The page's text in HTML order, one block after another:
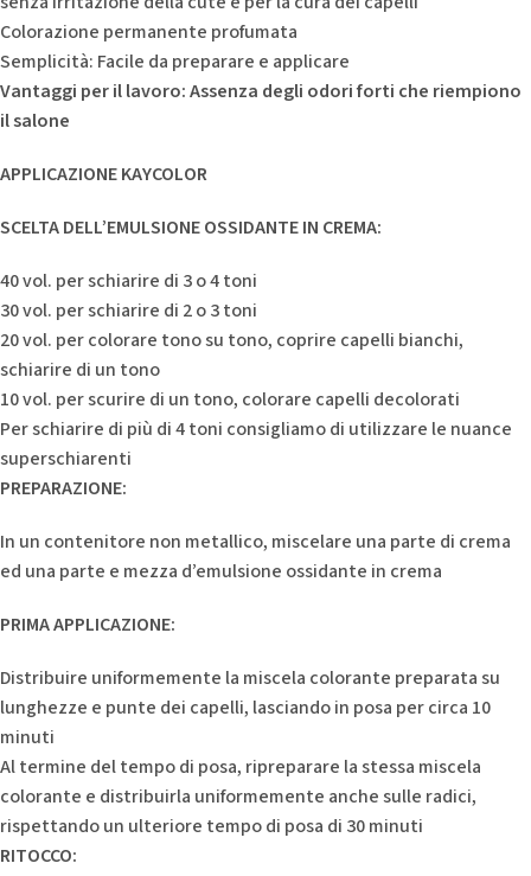
Colorazione permanente profumata
Semplicità: Facile da preparare e applicare
Vantaggi per il lavoro: Assenza degli odori forti che riempiono
il salone
APPLICAZIONE KAYCOLOR
SCELTA DELL’EMULSIONE OSSIDANTE IN CREMA:
40 vol. per schiarire di 3 o 4 toni
30 vol. per schiarire di 2 o 3 toni
20 vol. per colorare tono su tono, coprire capelli bianchi,
schiarire di un tono
10 vol. per scurire di un tono, colorare capelli decolorati
Per schiarire di più di 4 toni consigliamo di utilizzare le nuance
superschiarenti
PREPARAZIONE:
In un contenitore non metallico, miscelare una parte di crema
ed una parte e mezza d’emulsione ossidante in crema
PRIMA APPLICAZIONE:
Distribuire uniformemente la miscela colorante preparata su
lunghezze e punte dei capelli, lasciando in posa per circa 10
minuti
Al termine del tempo di posa, ripreparare la stessa miscela
colorante e distribuirla uniformemente anche sulle radici,
rispettando un ulteriore tempo di posa di 30 minuti
RITOCCO: